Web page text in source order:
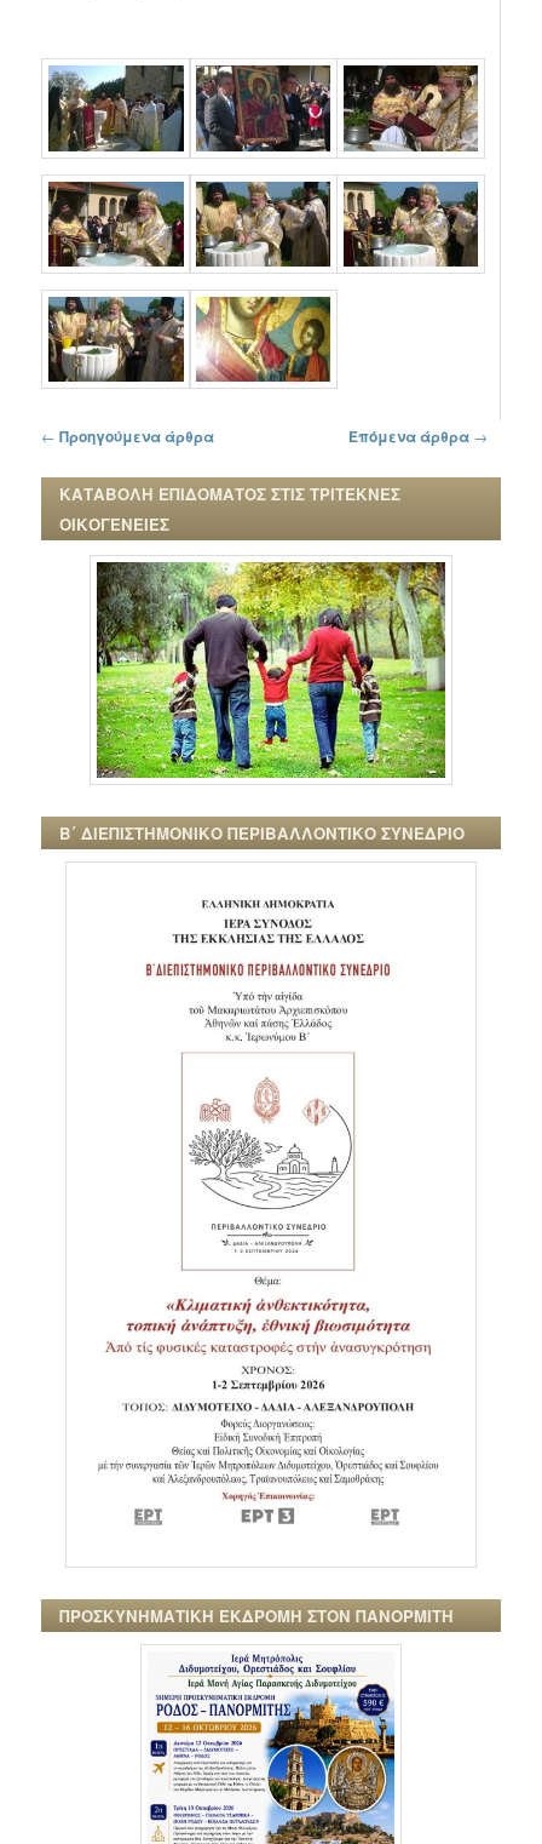
Πλοήγηση στα άρθρα
← Προηγούμενα άρθρα Επόμενα άρθρα →
ΚΑΤΑΒΟΛΗ ΕΠΙΔΟΜΑΤΟΣ ΣΤΙΣ ΤΡΙΤΕΚΝΕΣ
ΟΙΚΟΓΕΝΕΙΕΣ
Β΄ ΔΙΕΠΙΣΤΗΜΟΝΙΚΟ ΠΕΡΙΒΑΛΛΟΝΤΙΚΟ ΣΥΝΕΔΡΙΟ
ΠΡΟΣΚΥΝΗΜΑΤΙΚΗ ΕΚΔΡΟΜΗ ΣΤΟΝ ΠΑΝΟΡΜΙΤΗ